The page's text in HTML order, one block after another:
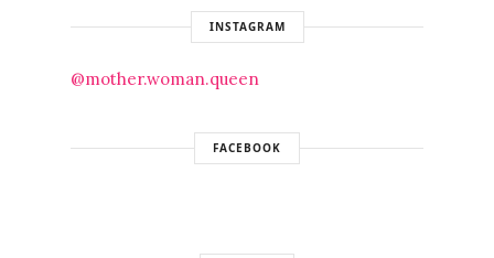
INSTAGRAM
@mother.woman.queen
FACEBOOK